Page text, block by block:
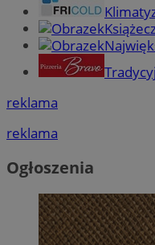
reklama
reklama
Ogłoszenia